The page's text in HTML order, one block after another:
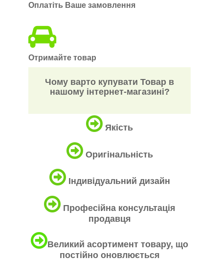
Оплатіть Ваше замовлення
Отримайте товар
Чому варто купувати Товар в
нашому інтернет-магазині?
Якість
Оригінальність
Індивідуальний дизайн
Професійна консультація
продавця
Великий асортимент товару, що
постійно оновлюється